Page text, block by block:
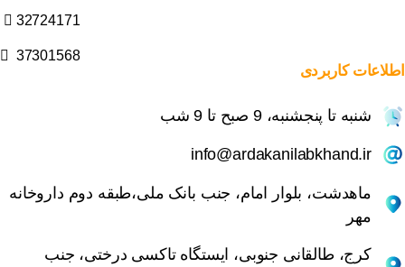
32724171
37301568
اطلاعات کاربردی
شنبه تا پنجشنبه، 9 صبح تا 9 شب
info@ardakanilabkhand.ir
ماهدشت، بلوار امام، جنب بانک ملی،طبقه دوم داروخانه
مهر
کرج، طالقانی جنوبی، ایستگاه تاکسی درختی، جنب